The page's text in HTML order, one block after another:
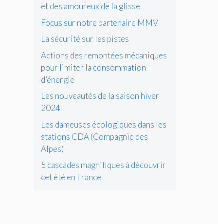
et des amoureux de la glisse
Focus sur notre partenaire MMV
La sécurité sur les pistes
Actions des remontées mécaniques
pour limiter la consommation
d’énergie
Les nouveautés de la saison hiver
2024
Les dameuses écologiques dans les
stations CDA (Compagnie des
Alpes)
5 cascades magnifiques à découvrir
cet été en France